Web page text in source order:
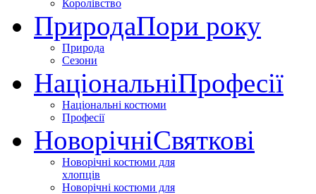
Королівство
ПриродаПори року
Природа
Сезони
НаціональніПрофесії
Національні костюми
Професії
НоворічніСвяткові
Новорічні костюми для
хлопців
Новорічні костюми для